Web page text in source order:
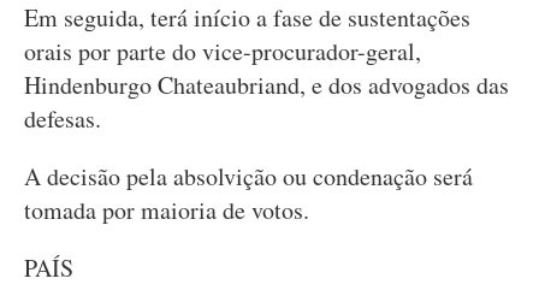
Em seguida, terá início a fase de sustentações
orais por parte do vice-procurador-geral,
Hindenburgo Chateaubriand, e dos advogados das
defesas.
A decisão pela absolvição ou condenação será
tomada por maioria de votos.
PAÍS